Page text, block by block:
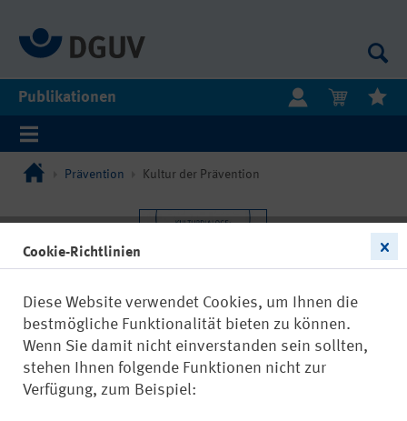
Publikationen
Prävention Kultur der Prävention
Cookie-Richtlinien
Diese Website verwendet Cookies, um Ihnen die
bestmögliche Funktionalität bieten zu können.
Wenn Sie damit nicht einverstanden sein sollten,
stehen Ihnen folgende Funktionen nicht zur
Verfügung, zum Beispiel: